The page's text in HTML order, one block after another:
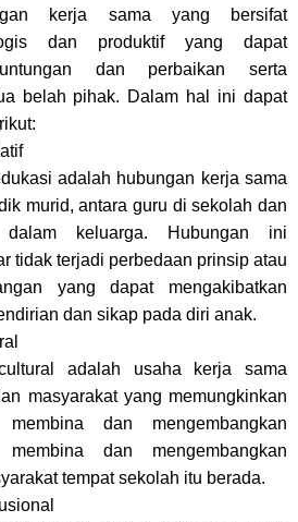
kerja sama yang bersifat
dan produktif yang dapat
dan perbaikan serta
belah pihak. Dalam hal ini dapat
adalah hubungan kerja sama
murid, antara guru di sekolah dan
keluarga. Hubungan ini
tidak terjadi perbedaan prinsip atau
yang dapat mengakibatkan
dan sikap pada diri anak.
adalah usaha kerja sama
masyarakat yang memungkinkan
dan mengembangkan
dan mengembangkan
tempat sekolah itu berada.